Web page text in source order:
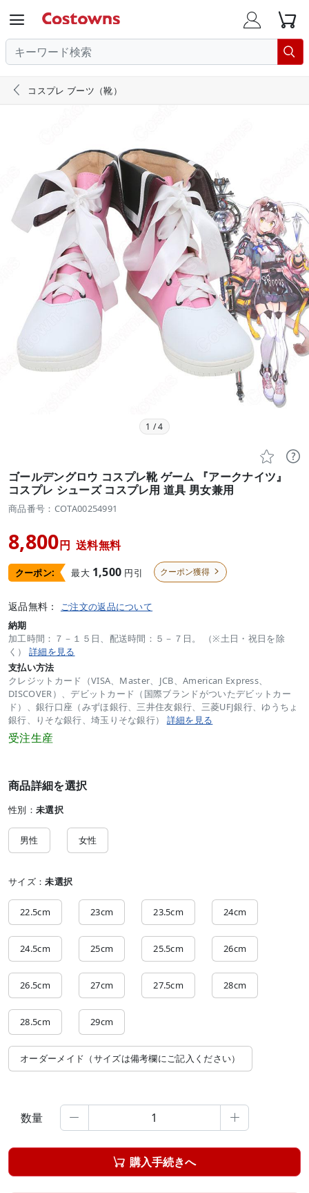
  

 コスプレ ブーツ（靴）
1 /4
 
ゴールデングロウ コスプレ靴 ゲーム 『アークナイツ』
コスプレ シューズ コスプレ用 道具 男女兼用
商品番号：COTA00254991
8,800円 送料無料
クーポン: 最大 1,500 円引 クーポン獲得 
返品無料： ご注文の返品について
納期
加工時間：７－１５日、配送時間：５－７日。 （※土日・祝日を除
く） 詳細を見る
支払い方法
クレジットカード（VISA、Master、JCB、American Express、
DISCOVER）、デビットカード（国際ブランドがついたデビットカー
ド）、銀行口座（みずほ銀行、三井住友銀行、三菱UFJ銀行、ゆうちょ
銀行、りそな銀行、埼玉りそな銀行） 詳細を見る
受注生産
商品詳細を選択
性別： 未選択
男性 女性
サイズ：未選択
22.5cm 23cm 23.5cm 24cm
24.5cm 25cm 25.5cm 26cm
26.5cm 27cm 27.5cm 28cm
28.5cm 29cm
オーダーメイド（サイズは備考欄にご記入ください）
数量  
 購入手続きへ